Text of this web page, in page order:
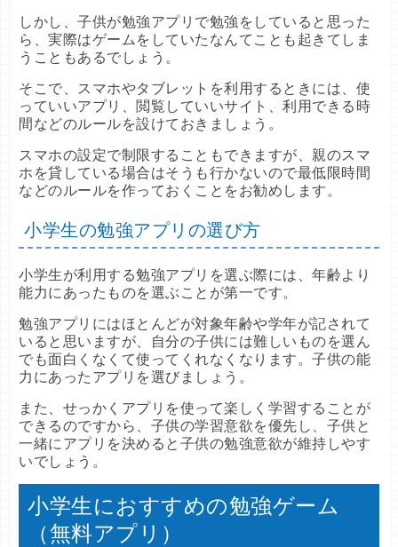
しかし、子供が勉強アプリで勉強をしていると思った
ら、実際はゲームをしていたなんてことも起きてしま
うこともあるでしょう。
そこで、スマホやタブレットを利用するときには、使
っていいアプリ、閲覧していいサイト、利用できる時
間などのルールを設けておきましょう。
スマホの設定で制限することもできますが、親のスマ
ホを貸している場合はそうも行かないので最低限時間
などのルールを作っておくことをお勧めします。
小学生の勉強アプリの選び方
小学生が利用する勉強アプリを選ぶ際には、年齢より
能力にあったものを選ぶことが第一です。
勉強アプリにはほとんどが対象年齢や学年が記されて
いると思いますが、自分の子供には難しいものを選ん
でも面白くなくて使ってくれなくなります。子供の能
力にあったアプリを選びましょう。
また、せっかくアプリを使って楽しく学習することが
できるのですから、子供の学習意欲を優先し、子供と
一緒にアプリを決めると子供の勉強意欲が維持しやす
いでしょう。
小学生におすすめの勉強ゲーム
（無料アプリ）